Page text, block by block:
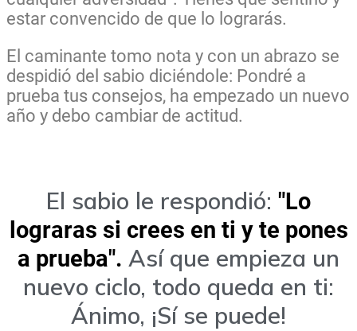
estar convencido de que lo lograrás.
El caminante tomo nota y con un abrazo se
despidió del sabio diciéndole: Pondré a
prueba tus consejos, ha empezado un nuevo
año y debo cambiar de actitud.
El sabio le respondió: "Lo
lograras si crees en ti y te pones
a prueba". Así que empieza un
nuevo ciclo, todo queda en ti:
Ánimo, ¡Sí se puede!